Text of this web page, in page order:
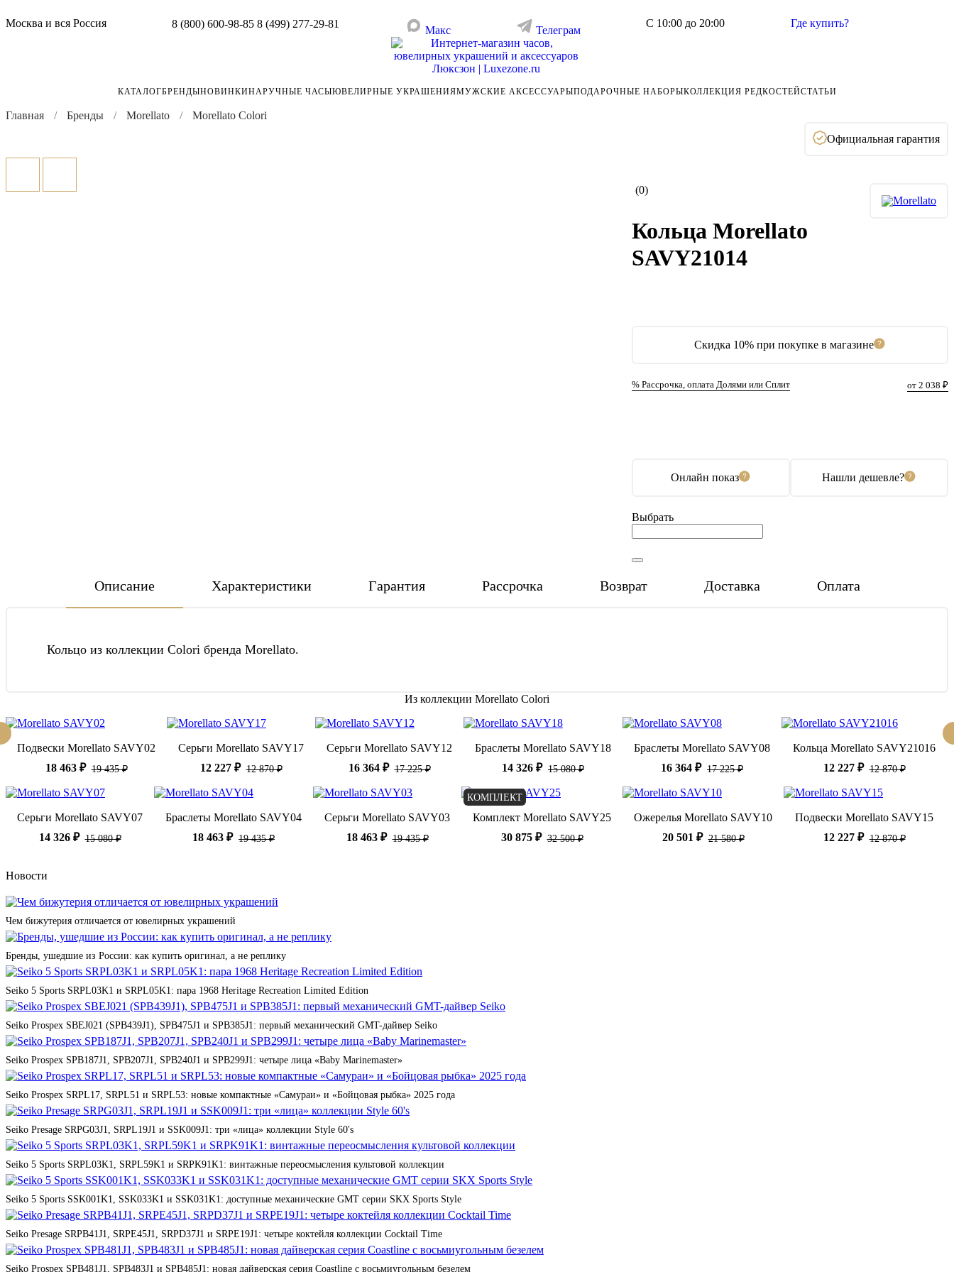
Москва и вся Россия 8 (800) 600-98-85 8 (499) 277-29-81
Макс Телеграм
С 10:00 до 20:00 Где купить?
КАТАЛОГБРЕНДЫНОВИНКИНАРУЧНЫЕ ЧАСЫЮВЕЛИРНЫЕ УКРАШЕНИЯМУЖСКИЕ АКСЕССУАРЫПОДАРОЧНЫЕ НАБОРЫКОЛЛЕКЦИЯ РЕДКОСТЕЙСТАТЬИ
Главная Бренды Morellato
Morellato Colori
Официальная гарантия
(0)
Скидка 10% при покупке в магазине
% Рассрочка, оплата Долями или Сплит от 2 038 ₽
Кольца Morellato
SAVY21014
Онлайн показ Нашли дешевле?
Выбрать
Описание Характеристики Гарантия Рассрочка Возврат Доставка Оплата
Кольцо из коллекции Colori бренда Morellato.
Из коллекции Morellato Colori
Подвески Morellato SAVY02
18 463 ₽ 19 435 ₽
Серьги Morellato SAVY17
12 227 ₽ 12 870 ₽
Серьги Morellato SAVY12
16 364 ₽ 17 225 ₽
Браслеты Morellato SAVY18
14 326 ₽ 15 080 ₽
Браслеты Morellato SAVY08
16 364 ₽ 17 225 ₽
Кольца Morellato SAVY21016
12 227 ₽ 12 870 ₽
Серьги Morellato SAVY07
14 326 ₽ 15 080 ₽
Браслеты Morellato SAVY04
18 463 ₽ 19 435 ₽
Серьги Morellato SAVY03
18 463 ₽ 19 435 ₽
КОМПЛЕКТ
Комплект Morellato SAVY25
30 875 ₽ 32 500 ₽
Ожерелья Morellato SAVY10
20 501 ₽ 21 580 ₽
Подвески Morellato SAVY15
12 227 ₽ 12 870 ₽
Новости
Чем бижутерия отличается от ювелирных украшений
Бренды, ушедшие из России: как купить оригинал, а не реплику
Seiko 5 Sports SRPL03K1 и SRPL05K1: пара 1968 Heritage Recreation Limited Edition
Seiko Prospex SBEJ021 (SPB439J1), SPB475J1 и SPB385J1: первый механический GMT-дайвер Seiko
Seiko Prospex SPB187J1, SPB207J1, SPB240J1 и SPB299J1: четыре лица «Baby Marinemaster»
Seiko Prospex SRPL17, SRPL51 и SRPL53: новые компактные «Самураи» и «Бойцовая рыбка» 2025 года
Seiko Presage SRPG03J1, SRPL19J1 и SSK009J1: три «лица» коллекции Style 60's
Seiko 5 Sports SRPL03K1, SRPL59K1 и SRPK91K1: винтажные переосмысления культовой коллекции
Seiko 5 Sports SSK001K1, SSK033K1 и SSK031K1: доступные механические GMT серии SKX Sports Style
Seiko Presage SRPB41J1, SRPE45J1, SRPD37J1 и SRPE19J1: четыре коктейля коллекции Cocktail Time
Seiko Prospex SPB481J1, SPB483J1 и SPB485J1: новая дайверская серия Coastline с восьмиугольным безелем